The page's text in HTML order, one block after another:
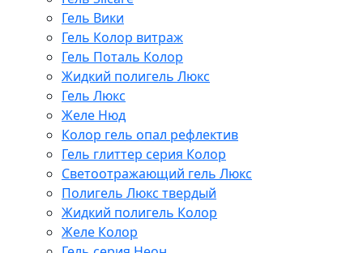
Гель Вики
Гель Колор витраж
Гель Поталь Колор
Жидкий полигель Люкс
Гель Люкс
Желе Нюд
Колор гель опал рефлектив
Гель глиттер серия Колор
Светоотражающий гель Люкс
Полигель Люкс твердый
Жидкий полигель Колор
Желе Колор